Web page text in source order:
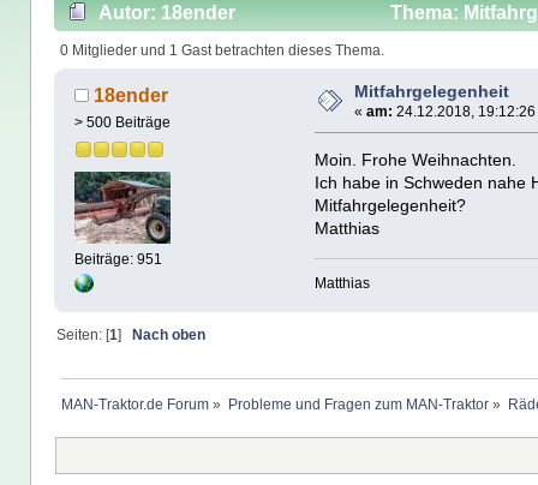
Autor: 18ender Thema:
0 Mitglieder und 1 Gast betrachten dieses Thema.
18ender
> 500 Beiträge
Beiträge: 951
Mitfahrgelegenheit
« am: 24.12.2018, 19:12:26
Moin. Frohe Weihnachten.
Ich habe in Schweden nahe
Mitfahrgelegenheit?
Matthias
Matthias
Seiten: [1] Nach oben
MAN-Traktor.de Forum » Probleme und Fragen zum MAN-Traktor »